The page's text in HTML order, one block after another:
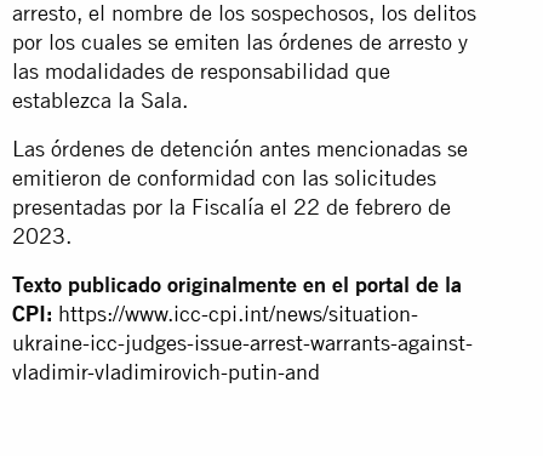
arresto, el nombre de los sospechosos, los delitos
por los cuales se emiten las órdenes de arresto y
las modalidades de responsabilidad que
establezca la Sala.
Las órdenes de detención antes mencionadas se
emitieron de conformidad con las solicitudes
presentadas por la Fiscalía el 22 de febrero de
2023.
Texto publicado originalmente en el portal de la
CPI: https://www.icc-cpi.int/news/situation-
ukraine-icc-judges-issue-arrest-warrants-against-
vladimir-vladimirovich-putin-and